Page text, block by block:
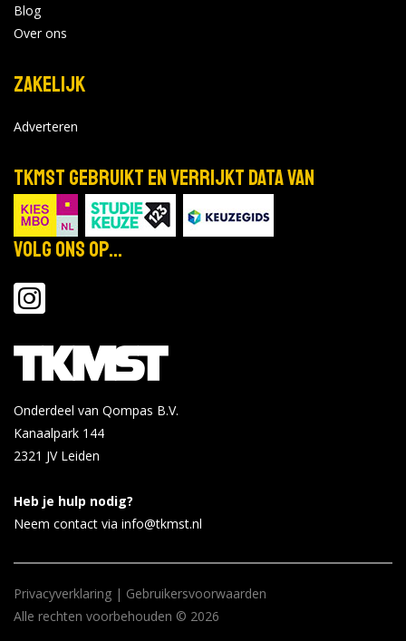
Blog
Over ons
Zakelijk
Adverteren
TKMST gebruikt en verrijkt data van
Volg ons op...
Onderdeel van Qompas B.V.
Kanaalpark 144
2321 JV Leiden
Heb je hulp nodig?
Neem contact via info@tkmst.nl
Privacyverklaring | Gebruikersvoorwaarden
Alle rechten voorbehouden © 2026